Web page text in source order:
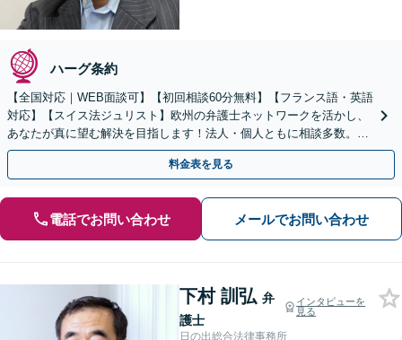
ハーグ条約
【全国対応｜WEB面談可】【初回相談60分無料】【フランス語・英語
対応】【スイス法ジュリスト】欧州の弁護士ネットワークを活かし、
あなたが真に望む解決を目指します！法人・個人ともに相談多数。細
やかな連絡と粘り強い交渉を徹底【休日・夜間相談可】
料金表を見る
電話でお問い合わせ メールでお問い合わせ
下村 訓弘 弁
護士
インタビューを
見る
日の出総合法律事務所